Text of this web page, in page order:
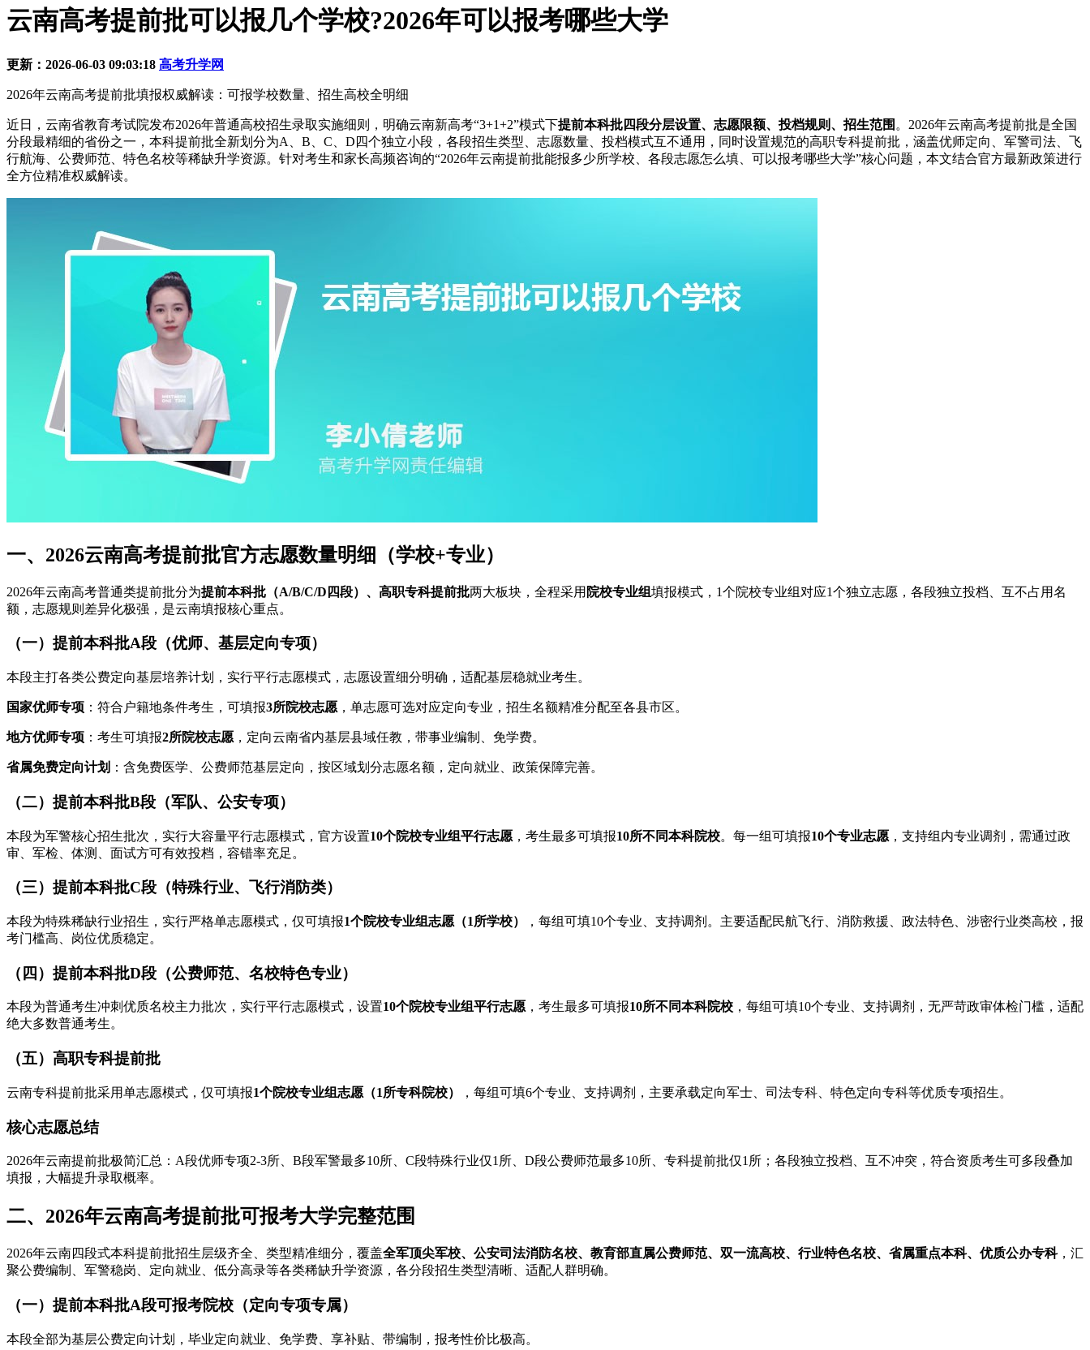
云南高考提前批可以报几个学校?2026年可以报考哪些大学
更新：2026-06-03 09:03:18 高考升学网
2026年云南高考提前批填报权威解读：可报学校数量、招生高校全明细
近日，云南省教育考试院发布2026年普通高校招生录取实施细则，明确云南新高考“3+1+2”模式下提前本科批四段分层设置、志愿限额、投档规则、招生范围 。2026年云南高考提前批是全国
分段最精细的省份之一，本科提前批全新划分为A、B、C、D四个独立小段，各段招生类型、志愿数量、投档模式互不通用，同时设置规范的高职专科提前批，涵盖优师定向、军警司法、飞
行航海、公费师范、特色名校等稀缺升学资源。针对考生和家长高频咨询的“2026年云南提前批能报多少所学校、各段志愿怎么填、可以报考哪些大学”核心问题，本文结合官方最新政策进行
全方位精准权威解读。
一、2026云南高考提前批官方志愿数量明细（学校+专业）
2026年云南高考普通类提前批分为提前本科批（A/B/C/D四段）、高职专科提前批两大板块，全程采用 院校专业组填报模式，1个院校专业组对应1个独立志愿，各段独立投档、互不占用名
额，志愿规则差异化极强，是云南填报核心重点。
（一）提前本科批A段（优师、基层定向专项）
本段主打各类公费定向基层培养计划，实行平行志愿模式，志愿设置细分明确，适配基层稳就业考生。
国家优师专项 ：符合户籍地条件考生，可填报3所院校志愿 ，单志愿可选对应定向专业，招生名额精准分配至各县市区。
地方优师专项 ：考生可填报2所院校志愿 ，定向云南省内基层县域任教，带事业编制、免学费。
省属免费定向计划 ：含免费医学、公费师范基层定向，按区域划分志愿名额，定向就业、政策保障完善。
（二）提前本科批B段（军队、公安专项）
本段为军警核心招生批次，实行大容量平行志愿模式，官方设置10个院校专业组平行志愿 ，考生最多可填报10所不同本科院校。每一组可填报10个专业志愿 ，支持组内专业调剂，需通过政
审、军检、体测、面试方可有效投档，容错率充足。
（三）提前本科批C段（特殊行业、飞行消防类）
本段为特殊稀缺行业招生，实行严格单志愿模式，仅可填报1个院校专业组志愿（1所学校）
，每组可填10个专业、支持调剂。主要适配民航飞行、消防救援、政法特色、涉密行业类高校，报
考门槛高、岗位优质稳定。
（四）提前本科批D段（公费师范、名校特色专业）
本段为普通考生冲刺优质名校主力批次，实行平行志愿模式，设置10个院校专业组平行志愿 ，考生最多可填报10所不同本科院校 ，每组可填10个专业、支持调剂，无严苛政审体检门槛，适配
绝大多数普通考生。
（五）高职专科提前批
云南专科提前批采用单志愿模式，仅可填报1个院校专业组志愿（1所专科院校） ，每组可填6个专业、支持调剂，主要承载定向军士、司法专科、特色定向专科等优质专项招生。
核心志愿总结
2026年云南提前批极简汇总：A段优师专项2-3所、B段军警最多10所、C段特殊行业仅1所、D段公费师范最多10所、专科提前批仅1所；各段独立投档、互不冲突，符合资质考生可多段叠加
填报，大幅提升录取概率。
二、2026年云南高考提前批可报考大学完整范围
2026年云南四段式本科提前批招生层级齐全、类型精准细分，覆盖全军顶尖军校、公安司法消防名校、教育部直属公费师范、双一流高校、行业特色名校、省属重点本科、优质公办专科，汇
聚公费编制、军警稳岗、定向就业、低分高录等各类稀缺升学资源，各分段招生类型清晰、适配人群明确。
（一）提前本科批A段可报考院校（定向专项专属）
本段全部为基层公费定向计划，毕业定向就业、免学费、享补贴、带编制，报考性价比极高。